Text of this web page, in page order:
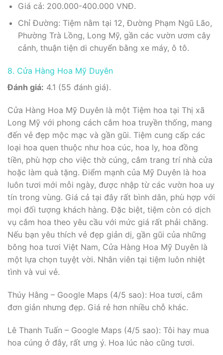
Giá cả: 200.000-400.000 VNĐ.
Chỉ Đường: Tiệm nằm tại 12, Đường Phạm Ngũ Lão,
Phường Trà Lồng, Long Mỹ, gần các vườn ươm cây
cảnh, thuận tiện di chuyển bằng xe máy, ô tô.
8. Cửa Hàng Hoa Mỹ Duyên
Đánh giá: 4.1 (55 đánh giá).
Cửa Hàng Hoa Mỹ Duyên là một Tiệm hoa tại Thị xã
Long Mỹ với phong cách cắm hoa truyền thống, mang
đến vẻ đẹp mộc mạc và gần gũi. Tiệm cung cấp các
loại hoa quen thuộc như hoa cúc, hoa ly, hoa đồng
tiền, phù hợp cho việc thờ cúng, cắm trang trí nhà cửa
hoặc làm quà tặng. Điểm mạnh của Mỹ Duyên là hoa
luôn tươi mới mỗi ngày, được nhập từ các vườn hoa uy
tín trong vùng. Giá cả tại đây rất bình dân, phù hợp với
mọi đối tượng khách hàng. Đặc biệt, tiệm còn có dịch
vụ cắm hoa theo yêu cầu với mức giá rất phải chăng.
Nếu bạn yêu thích vẻ đẹp giản dị, gần gũi của những
bông hoa tươi Việt Nam, Cửa Hàng Hoa Mỹ Duyên là
một lựa chọn tuyệt vời. Nhân viên tại tiệm luôn nhiệt
tình và vui vẻ.
Thúy Hằng – Google Maps (4/5 sao): Hoa tươi, cắm
đơn giản nhưng đẹp. Giá rẻ hơn nhiều chỗ khác.
Lê Thanh Tuấn – Google Maps (4/5 sao): Tôi hay mua
hoa cúng ở đây, rất ưng ý. Hoa lúc nào cũng tươi.